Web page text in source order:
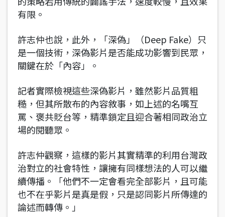
有限。
許志仲也說，此外，「深偽」（Deep Fake）只
是一個技術，深偽影片是否能成功影響到民眾，
關鍵在於「內容」。
記者實際檢視這些深偽影片，雖然影片品質粗
糙，但其所散布的內容敘事，如上述的名嘴互
罵、褒共貶台等，精準鎖定且迎合著相同政治立
場的閱聽眾。
許志仲觀察，這樣的影片其實精準的利用台灣政
治對立的社會特性，讓擁有同樣想法的人可以繼
續傳播。「他們不一定會看完全部影片，且可能
也不在乎影片是真是假，只是認同影片所傳達的
論述而轉傳。」